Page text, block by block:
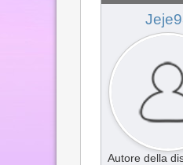
Autore della